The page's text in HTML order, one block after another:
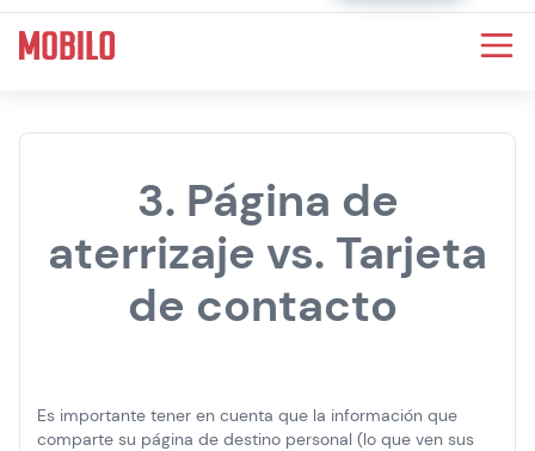
3. Página de
aterrizaje vs. Tarjeta
de contacto
Es importante tener en cuenta que la información que
comparte su página de destino personal (lo que ven sus